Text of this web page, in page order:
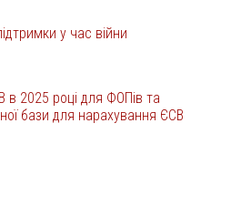
у час війни
в 2025 році для ФОПів та
бази для нарахування ЄСВ